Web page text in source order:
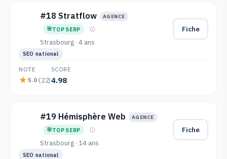
#18 Stratflow AGENCE
TOP SERP
Strasbourg · 4 ans
Fiche
SEO national
NOTE
5.0 (22)
SCORE
4.98
#19 Hémisphère Web AGENCE
TOP SERP
Strasbourg · 14 ans
Fiche
SEO national